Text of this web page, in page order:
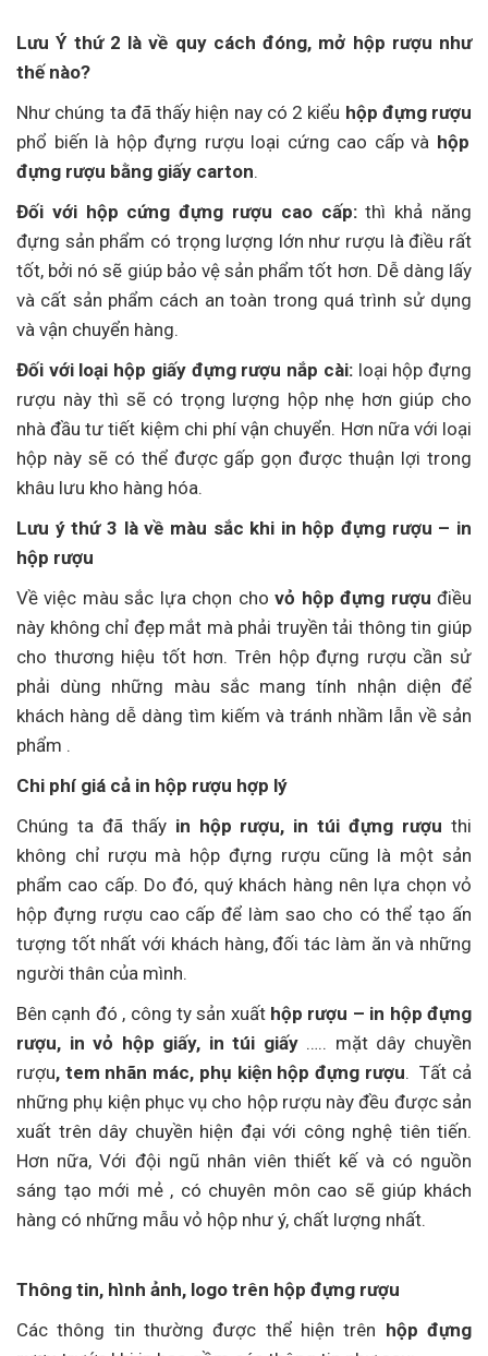
Lưu Ý thứ 2 là về quy cách đóng, mở hộp rượu như
thế nào?
Như chúng ta đã thấy hiện nay có 2 kiểu hộp đựng rượu
phổ biến là hộp đựng rượu loại cứng cao cấp và hộp
đựng rượu bằng giấy carton.
Đối với hộp cứng đựng rượu cao cấp:thì khả năng
đựng sản phẩm có trọng lượng lớn như rượu là điều rất
tốt, bởi nó sẽ giúp bảo vệ sản phẩm tốt hơn. Dễ dàng lấy
và cất sản phẩm cách an toàn trong quá trình sử dụng
và vận chuyển hàng.
Đối với loại hộp giấy đựng rượu nắp cài:loại hộp đựng
rượu này thì sẽ có trọng lượng hộp nhẹ hơn giúp cho
nhà đầu tư tiết kiệm chi phí vận chuyển. Hơn nữa với loại
hộp này sẽ có thể được gấp gọn được thuận lợi trong
khâu lưu kho hàng hóa.
Lưu ý thứ 3 là về màu sắc khi in hộp đựng rượu – in
hộp rượu
Về việc màu sắc lựa chọn chovỏ hộp đựng rượuđiều
này không chỉ đẹp mắt mà phải truyền tải thông tin giúp
cho thương hiệu tốt hơn. Trên hộp đựng rượu cần sử
phải dùng những màu sắc mang tính nhận diện để
khách hàng dễ dàng tìm kiếm và tránh nhầm lẫn về sản
phẩm .
Chi phí giá cả in hộp rượu hợp lý
Chúng ta đã thấy in hộp rượu, in túi đựng rượu thi
không chỉ rượu mà hộp đựng rượu cũng là một sản
phẩm cao cấp. Do đó, quý khách hàng nên lựa chọn vỏ
hộp đựng rượu cao cấp để làm sao cho có thể tạo ấn
tượng tốt nhất với khách hàng, đối tác làm ăn và những
người thân của mình.
Bên cạnh đó , công ty sản xuất hộp rượu – in hộp đựng
rượu, in vỏ hộp giấy, in túi giấy….. mặt dây chuyền
rượu, tem nhãn mác, phụ kiện hộp đựng rượu. Tất cả
những phụ kiện phục vụ cho hộp rượu này đều được sản
xuất trên dây chuyền hiện đại với công nghệ tiên tiến.
Hơn nữa, Với đội ngũ nhân viên thiết kế và có nguồn
sáng tạo mới mẻ , có chuyên môn cao sẽ giúp khách
hàng có những mẫu vỏ hộp như ý, chất lượng nhất.
Thông tin, hình ảnh, logo trên hộp đựng rượu
Các thông tin thường được thể hiện trên hộp đựng